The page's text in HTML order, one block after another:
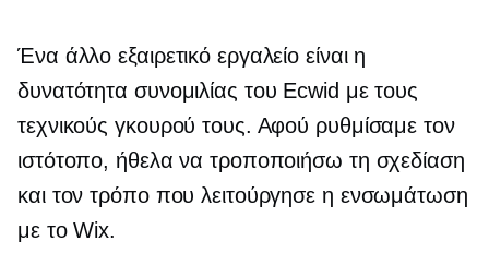
Ένα άλλο εξαιρετικό εργαλείο είναι η
δυνατότητα συνομιλίας του Ecwid με τους
τεχνικούς γκουρού τους. Αφού ρυθμίσαμε τον
ιστότοπο, ήθελα να τροποποιήσω τη σχεδίαση
και τον τρόπο που λειτούργησε η ενσωμάτωση
με το Wix.